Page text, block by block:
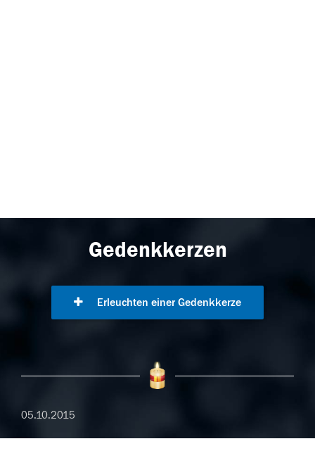
Gedenkkerzen
Erleuchten einer Gedenkkerze
05.10.2015